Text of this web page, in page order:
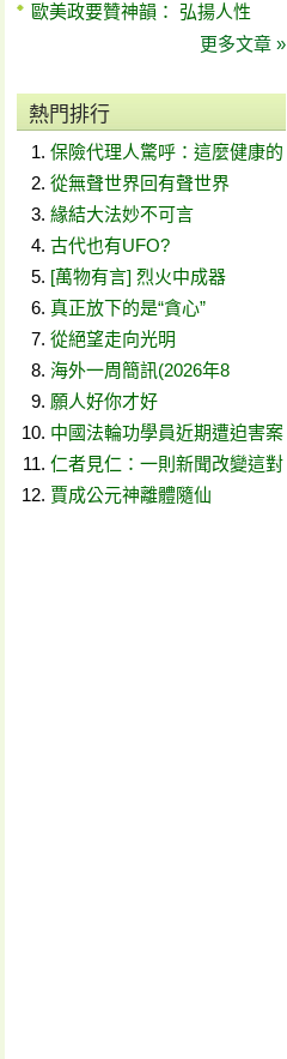
歐美政要贊神韻： 弘揚人性
更多文章 »
熱門排行
保險代理人驚呼：這麼健康的
從無聲世界回有聲世界
緣結大法妙不可言
古代也有UFO?
[萬物有言] 烈火中成器
真正放下的是“貪心”
從絕望走向光明
海外一周簡訊(2026年8
願人好你才好
中國法輪功學員近期遭迫害案
仁者見仁：一則新聞改變這對
賈成公元神離體隨仙